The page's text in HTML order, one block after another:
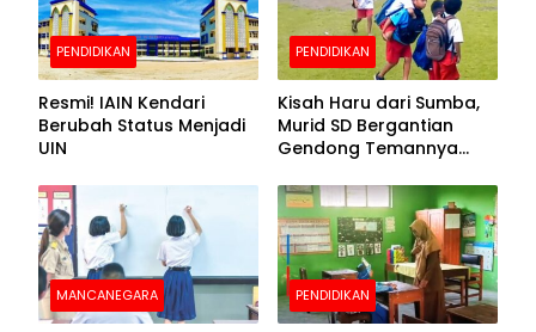
PENDIDIKAN
Resmi! IAIN Kendari
Berubah Status Menjadi
UIN
PENDIDIKAN
Kisah Haru dari Sumba,
Murid SD Bergantian
Gendong Temannya
Sekolah
MANCANEGARA PENDIDIKAN